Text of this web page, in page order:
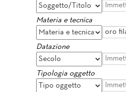
Materia e tecnica
Datazione
Tipologia oggetto